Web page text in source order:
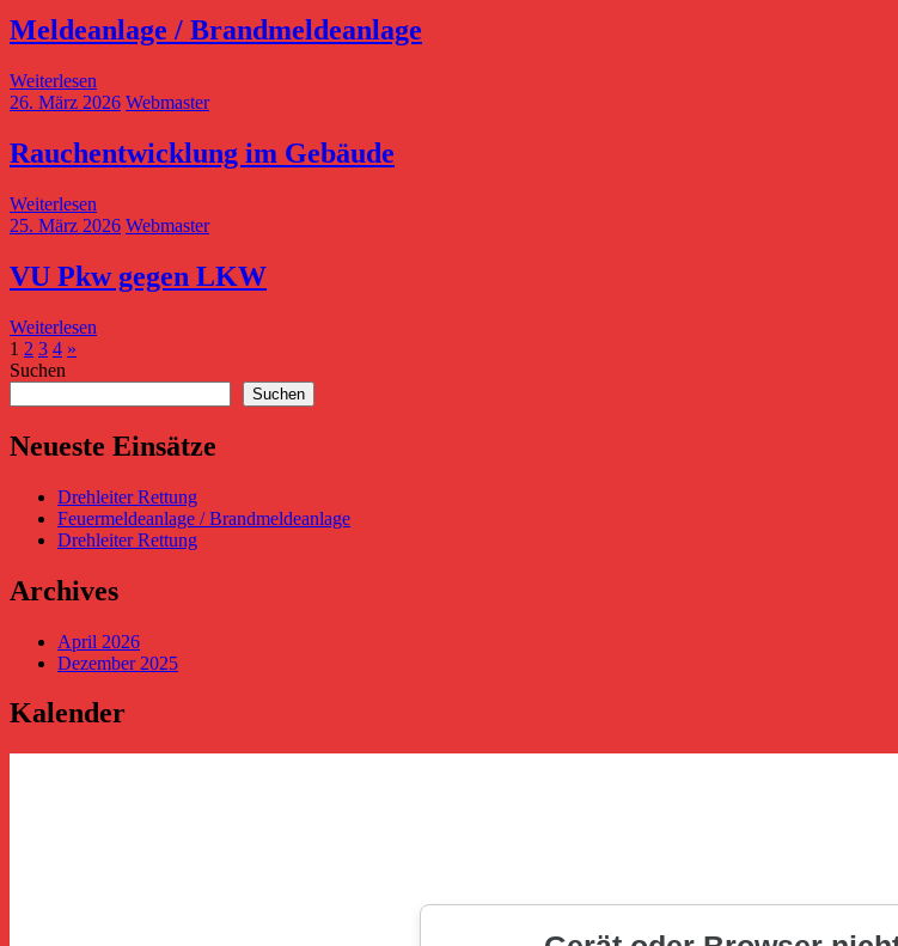
Meldeanlage / Brandmeldeanlage
Weiterlesen
26. März 2026 Webmaster
Rauchentwicklung im Gebäude
Weiterlesen
25. März 2026 Webmaster
VU Pkw gegen LKW
Weiterlesen
Seitennummerierung
der
Beiträge
1 2 3 4 Nächste
»
Suchen
Suchen
Neueste Einsätze
Drehleiter Rettung
Feuermeldeanlage / Brandmeldeanlage
Drehleiter Rettung
Archives
April 2026
Dezember 2025
Kalender